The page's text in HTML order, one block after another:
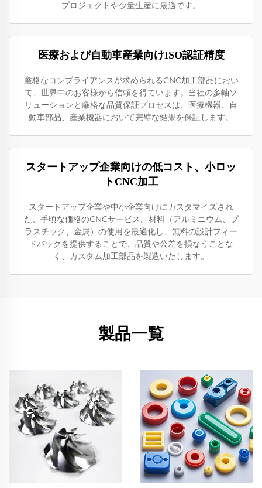
プロジェクトや少量生産に最適です。
医療および自動車産業向けISO認証精度
厳格なコンプライアンスが求められるCNC加工部品におい
て、世界中のお客様から信頼を得ています。当社の多軸ソ
リューションと厳格な品質保証プロセスは、医療機器、自
動車部品、産業機器において完璧な結果を保証します。
スタートアップ企業向けの低コスト、小ロッ
トCNC加工
スタートアップ企業や中小企業向けにカスタマイズされ
た、手頃な価格のCNCサービス。材料（アルミニウム、プ
ラスチック、金属）の使用を最適化し、無料の設計フィー
ドバックを提供することで、品質や公差を損なうことな
く、カスタム加工部品を製造いたします。
製品一覧